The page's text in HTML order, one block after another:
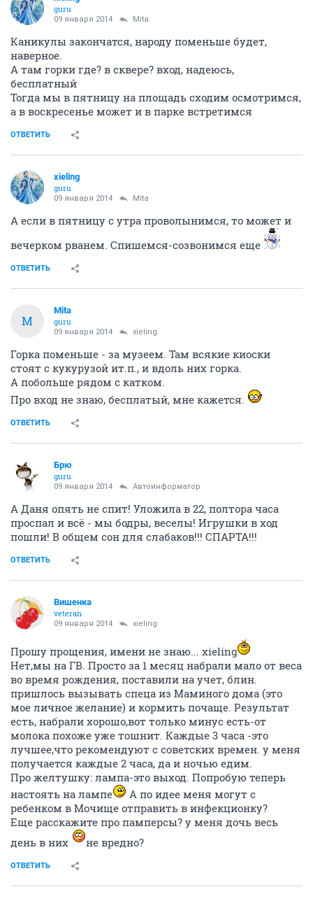
guru
09 января 2014 Mita
Каникулы закончатся, народу поменьше будет,
наверное.
А там горки где? в сквере? вход, надеюсь,
бесплатный
Тогда мы в пятницу на площадь сходим осмотримся,
а в воскресенье может и в парке встретимся
ОТВЕТИТЬ
xieling
guru
09 января 2014 Mita
А если в пятницу с утра проволынимся, то может и
вечерком рванем. Спишемся-созвонимся еще
ОТВЕТИТЬ
M
Mita
guru
09 января 2014 xieling
Горка поменьше - за музеем. Там всякие киоски
стоят с кукурузой ит.п., и вдоль них горка.
А побольше рядом с катком.
Про вход не знаю, бесплатый, мне кажется.
ОТВЕТИТЬ
Брю
guru
09 января 2014 Автоинформатор
А Даня опять не спит! Уложила в 22, полтора часа
проспал и всё - мы бодры, веселы! Игрушки в ход
пошли! В общем сон для слабаков!!! СПАРТА!!!
ОТВЕТИТЬ
Вишенка
veteran
09 января 2014 xieling
Прошу прощения, имени не знаю... xieling
Нет,мы на ГВ. Просто за 1 месяц набрали мало от веса
во время рождения, поставили на учет, блин.
пришлось вызывать спеца из Маминого дома (это
мое личное желание) и кормить почаще. Результат
есть, набрали хорошо,вот только минус есть-от
молока похоже уже тошнит. Каждые 3 часа -это
лучшее,что рекомендуют с советских времен. у меня
получается каждые 2 часа, да и ночью едим.
Про желтушку: лампа-это выход. Попробую теперь
настоять на лампе
А по идее меня могут с
ребенком в Мочище отправить в инфекционку?
Еще расскажите про памперсы? у меня дочь весь
день в них
не вредно?
ОТВЕТИТЬ